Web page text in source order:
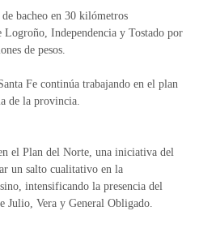
bacheo en 30 kilómetros
Logroño, Independencia y Tostado por
de pesos.
Fe continúa trabajando en el plan
de la provincia.
el Plan del Norte, una iniciativa del
un salto cualitativo en la
intensificando la presencia del
Julio, Vera y General Obligado.